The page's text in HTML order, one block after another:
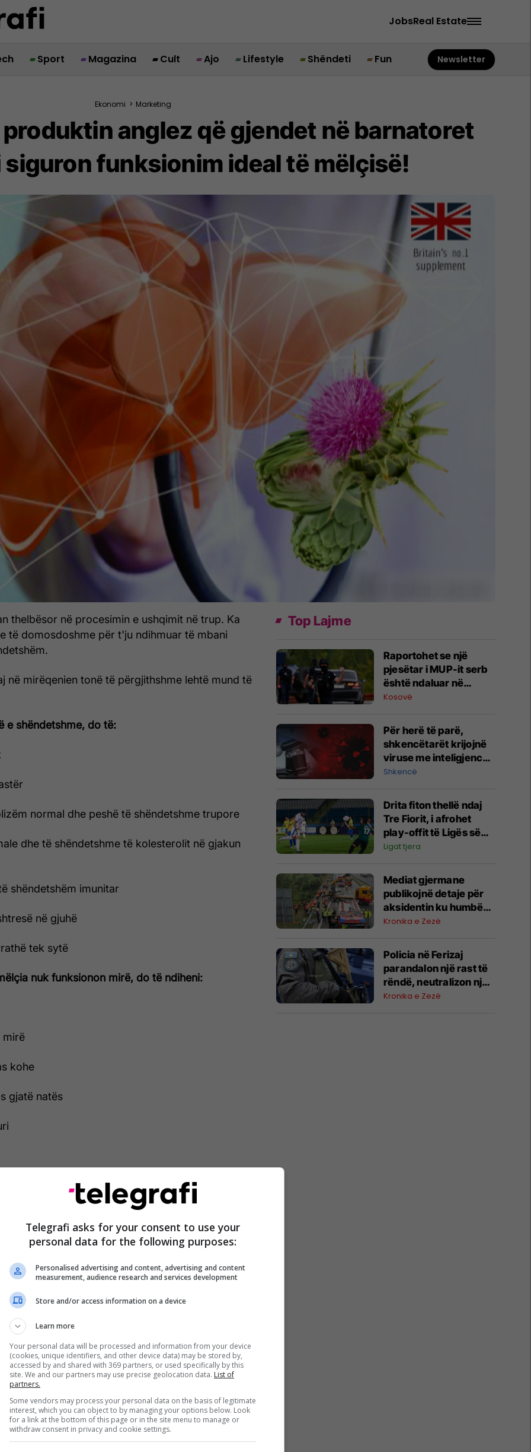
JobsReal Estate
Sport Magazina Cult Ajo Lifestyle Shëndeti Fun Newsletter
Ekonomi > Marketing
anglez që gjendet në barnatoret
siguron funksionim ideal të mëlçisë!
thelbësor në procesimin e ushqimit në trup. Ka
të domosdoshme për t'ju ndihmuar të mbani
në mirëqenien tonë të përgjithshme lehtë mund të
e shëndetshme, do të:
normal dhe peshë të shëndetshme trupore
dhe të shëndetshme të kolesterolit në gjakun
shëndetshëm imunitar
në gjuhë
tek sytë
nuk funksionon mirë, do të ndiheni:
mirë
kohe
gjatë natës
e këmbëve
anën e djathtë
të bombarduar nga mesazhe që na thonë të
dhe të mbajmë trurin aktiv, mirëpo kur është
dëgjuar të njëjtën gjë për mëlçinë? Mëlçia ka
shumica e organeve të tjera së bashku, dhe
për t'ju mbajtur gjallë dhe të
metabolizon ushqimin e ilaçet, dhe ruan e
përbërësit e gjakut. Është gjithashtu përgjegjëse
toksinave që hyjnë në trupin tonë, në nënprodukte
trupi mund t’i heqë.
organeve vie nga fabrikat e vogla të
të cilat quhen "mitokondre". Kur
energji, ato gjithashtu prodhojnë edhe
e shëndetshme është shumë efektive në
Top Lajme
Raportohet se një
pjesëtar i MUP-it serb
është ndaluar në
Jarinë
Kosovë
Për herë të parë,
shkencëtarët krijojnë
viruse me inteligjencë
artificiale
Shkencë
Drita fiton thellë ndaj
Tre Fiorit, i afrohet
play-offit të Ligës së
Konferencës
Ligat tjera
Mediat gjermane
publikojnë detaje për
aksidentin ku humbën
jetën tre mërgimtarë
Ferizajt
Kronika e Zezë
Policia në Ferizaj
parandalon një rast të
rëndë, neutralizon një
31-vjeçar me armë
Kronika e Zezë
Telegrafi asks for your consent to use your
personal data for the following purposes:
Personalised advertising and content, advertising and content
measurement, audience research and services development
Store and/or access information on a device
Learn more
Your personal data will be processed and information from your device
(cookies, unique identifiers, and other device data) may be stored by,
accessed by and shared with 369 partners, or used specifically by this
site. We and our partners may use precise geolocation data. List of
partners.
Some vendors may process your personal data on the basis of legitimate
interest, which you can object to by managing your options below. Look
for a link at the bottom of this page or in the site menu to manage or
withdraw consent in privacy and cookie settings.